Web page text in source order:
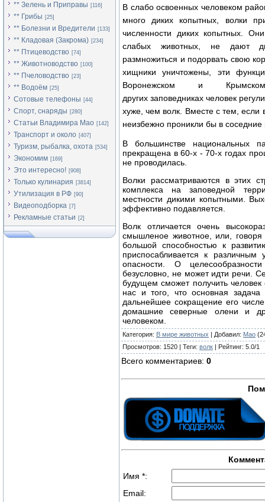
** Зелень и Приправы [116]
** Грибы [25]
** Болезни и Вредители [133]
** Кладовая (Закрома) [234]
** Птицеводство [74]
** Животноводство [100]
** Пчеловодство [23]
** Водоём [25]
Сотовые телефоны [44]
Спорт, снаряды [280]
Статьи Владимира Мао [142]
Транспорт и около [407]
Туризм, рыбалка, охота [534]
Экономим [169]
Это интересно! [908]
Только кулинария [3814]
Утилизация в РФ [90]
Видеоподборка [7]
Рекламные статьи [2]
В слабо освоенных человеком
много диких копытных, волки
численности диких копытных.
слабых животных, не дают
размножиться и подорвать свою
хищники уничтожены, эти
Воронежском и Крымском
других заповедниках человек
хуже, чем волк. Вместе с тем, если
неизбежно проникли бы в соседние
В большинстве
прекращена в 60-х - 70-х годах
не проводилась.
Волки рассматриваются в этих
комплекса на заповедной
местности дикими копытными.
эффективно подавляется.
Волк отличается очень
смышленое животное, или, говоря
большой способностью к
приспосабливается к
опасности. О
безусловно, не может идти речи.
будущем сможет получить
нас и того, что основная
дальнейшее сокращение его
домашние северные олени и
человеком.
Категория: В мире животных | Добавил: Mao
Просмотров: 1520 | Теги: волк | Рейтинг: 5.0/1
Всего комментариев: 0
Имя *:
Email: